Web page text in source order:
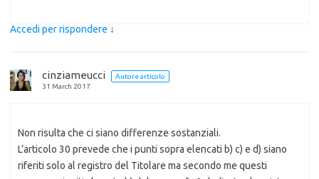
Accedi per rispondere ↓
cinziameucci
Autore articolo
31 March 2017
Non risulta che ci siano differenze sostanziali.
L’articolo 30 prevede che i punti sopra elencati b) c) e d) siano
riferiti solo al registro del Titolare ma secondo me questi